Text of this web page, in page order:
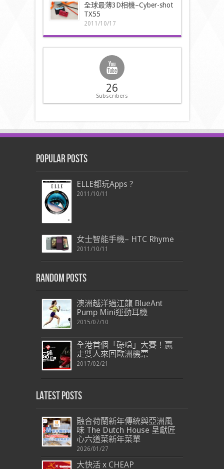
全球最薄3D相機–Cyber-shot
TX55
2011/10/17
26
Subscribers
Popular Posts
ELLE都玩Apps ?
2011/10/11
女士智能手機– HTC Rhyme
2011/10/11
Random Posts
澳洲越洋過江龍 BlueAnt
Pump Mini運動耳機
2015/07/10
全港首個「碌喼」大賽！贏
走雙人來回歐洲機票
2017/02/21
Latest Posts
融合荷蘭新年傳統與亞洲風
味 The Dutch House 呈獻匠
心六道菜新年菜單
2026/01/27
大快活 x CHEAP